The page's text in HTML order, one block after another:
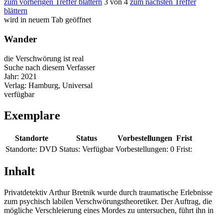
zum vorherigen Treffer blättern 3 von 4 zum nächsten Treffer
blättern
wird in neuem Tab geöffnet
Wander
die Verschwörung ist real
Suche nach diesem Verfasser
Jahr: 2021
Verlag: Hamburg, Universal
verfügbar
Exemplare
Standorte Status Vorbestellungen Frist
Standorte: DVD Status: Verfügbar Vorbestellungen: 0 Frist:
Inhalt
Privatdetektiv Arthur Bretnik wurde durch traumatische Erlebnisse
zum psychisch labilen Verschwörungstheoretiker. Der Auftrag, die
mögliche Verschleierung eines Mordes zu untersuchen, führt ihn in